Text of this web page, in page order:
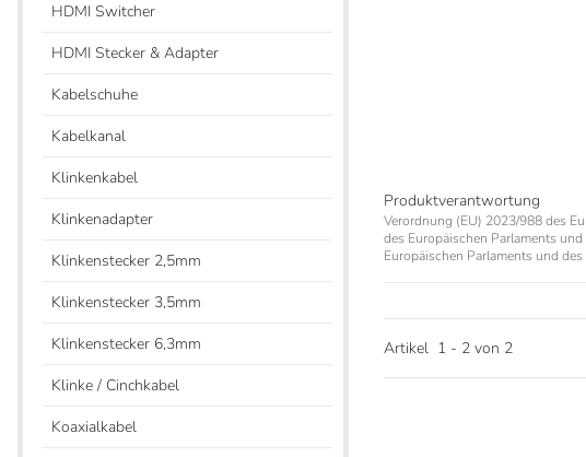
Produktverantwortung
Verordnung (EU) 2023/988 des
des Europäischen Parlaments
Europäischen Parlaments und
Artikel 1 - 2 von 2
HDMI Switcher
HDMI Stecker & Adapter
Kabelschuhe
Kabelkanal
Klinkenkabel
Klinkenadapter
Klinkenstecker 2,5mm
Klinkenstecker 3,5mm
Klinkenstecker 6,3mm
Klinke / Cinchkabel
Koaxialkabel